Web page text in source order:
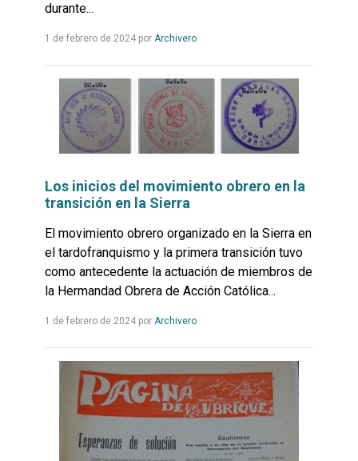
durante...
1 de febrero de 2024por ArchiveroLeer
Los inicios del movimiento obrero en la
transición en la Sierra
El movimiento obrero organizado en la Sierra en
el tardofranquismo y la primera transición tuvo
como antecedente la actuación de miembros de
la Hermandad Obrera de Acción Católica...
1 de febrero de 2024por ArchiveroLeer